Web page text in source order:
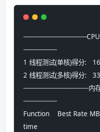
--------------------------------
-----------------
1 线程测试(单核)得分:
2 线程测试(多核)得分:
---------------------------------
-----------------
Function    Best Rate
time